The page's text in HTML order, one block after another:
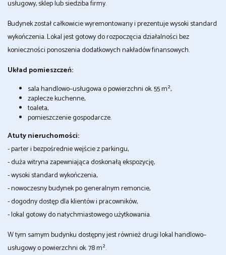
usługowy, sklep lub siedziba firmy.
Budynek został całkowicie wyremontowany i prezentuje wysoki standard
wykończenia. Lokal jest gotowy do rozpoczęcia działalności bez
konieczności ponoszenia dodatkowych nakładów finansowych.
Układ pomieszczeń:
sala handlowo–usługowa o powierzchni ok. 55 m²,
zaplecze kuchenne,
toaleta,
pomieszczenie gospodarcze.
Atuty nieruchomości:
- parter i bezpośrednie wejście z parkingu,
- duża witryna zapewniająca doskonałą ekspozycję,
- wysoki standard wykończenia,
- nowoczesny budynek po generalnym remoncie,
- dogodny dostęp dla klientów i pracowników,
- lokal gotowy do natychmiastowego użytkowania.
W tym samym budynku dostępny jest również drugi lokal handlowo–
usługowy o powierzchni ok. 78 m².